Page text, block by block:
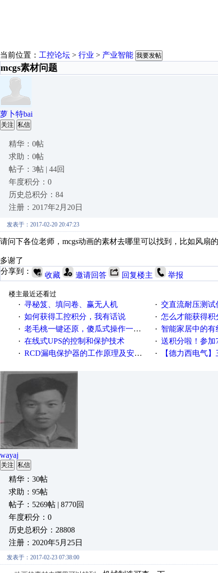
当前位置： 工控论坛 > 行业 > 产业智能 我要发帖
mcgs素材问题
萝卜特bai
关注 私信
精华：0帖
求助：0帖
帖子：3帖 | 44回
年度积分：0
历史总积分：84
注册：2017年2月20日
发表于：2017-02-20 20:47:23
请问下各位老师，mcgs动画的素材去哪里可以找到，比如风扇
多谢了
分享到：
收藏 邀请回答 回复楼主 举报
楼主最近还看过
· 寻秘笈、填问卷、赢无人机 · 交直流耐压测
· 如何获得工控积分，我有话说 · 怎么才能获得积
· 老毛桃一键还原，傻瓜式操作一键轻松备份还原；程序为向导式安装，一键即可实现自动备份或还原系统。 · 智能家居中的有
· 在线式UPS的控制和保护技术 · 送积分啦！参加7月6日
· RCD漏电保护器的工作原理及安装要点 · 【德力西电气】三
wayaj
关注 私信
精华：30帖
求助：95帖
帖子：5269帖 | 8770回
年度积分：0
历史总积分：28808
注册：2020年5月25日
发表于：2017-02-23 07:38:00